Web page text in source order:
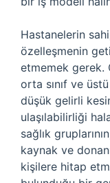
Hastanelerin
özelleşmenin
etmemek gerek.
orta sınıf ve
düşük gelirli
ulaşılabilirliği
sağlık
kaynak ve
kişilere hitap